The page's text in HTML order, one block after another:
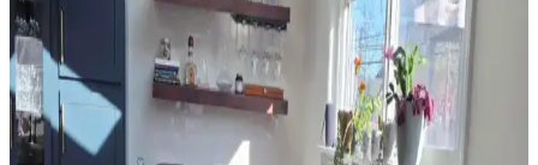
Sherwin Williams Cream & Sugar duvar rengine sahip odalarda
perde seçimi, halı ve dekorasyonla uyumlu tonlarda yapılmalı. Pinch
pleat model perdeler estetik görünüm sağlar ve ton çakışmasını
önler.
Ev Satışında Valance Kullanımı ve Pencere
Dekorasyonunun Mekana Etkileri